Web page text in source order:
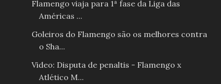
Flamengo viaja para 1ª fase da Liga das
Américas ...
Goleiros do Flamengo são os melhores contra
o Sha...
Video: Disputa de penaltis - Flamengo x
Atlético M...